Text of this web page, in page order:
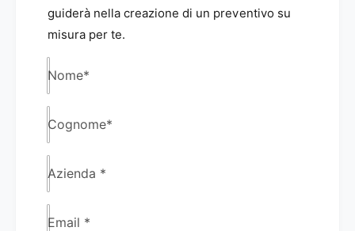
guiderà nella creazione di un preventivo su
misura per te.
Nome*
Cognome*
Azienda *
Email *